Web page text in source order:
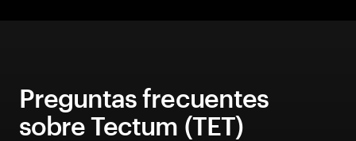
Preguntas frecuentes
sobre Tectum (TET)